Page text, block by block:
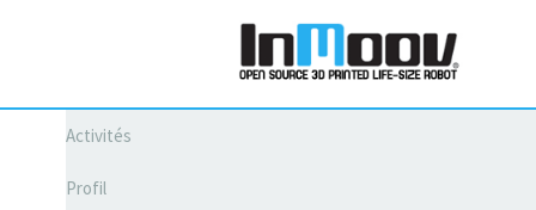
Activités
Profil